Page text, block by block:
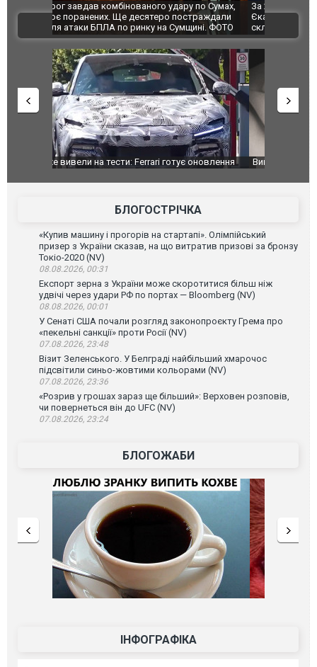
За 2000 кілометрів від кордону з Україною: в
Єкатеринбурзі після атаки дронів загорівся
склад Wildberries. ФОТО. ВІДЕО
"Мої
ВІДЕО
Вийшов трейлер нової екранізації легендарного
БЛОГОСТРІЧКА
«Купив машину і прогорів на стартапі». Олімпійський
призер з України сказав, на що витратив призові за бронзу
Токіо-2020 (NV)
08.08.2026, 00:31
Експорт зерна з України може скоротитися більш ніж
удвічі через удари РФ по портах — Bloomberg (NV)
08.08.2026, 00:01
У Сенаті США почали розгляд законопроєкту Грема про
«пекельні санкції» проти Росії (NV)
07.08.2026, 23:48
Візит Зеленського. У Белграді найбільший хмарочос
підсвітили синьо-жовтими кольорами (NV)
07.08.2026, 23:36
«Розрив у грошах зараз ще більший»: Верховен розповів,
чи повернеться він до UFC (NV)
07.08.2026, 23:24
БЛОГОЖАБИ
ІНФОГРАФІКА